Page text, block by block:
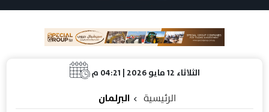
الثلاثاء 12 مايو 2026 | 04:21 م
الرئيسية البرلمان